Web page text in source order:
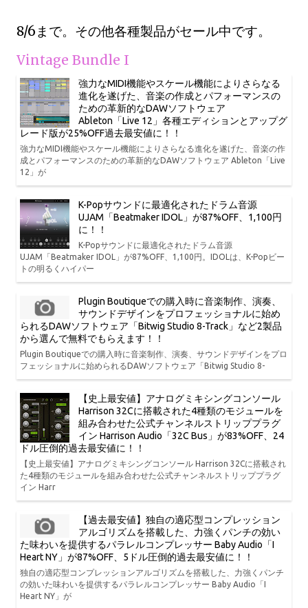
8/6まで。その他各種製品がセール中です。
Vintage Bundle I
強力なMIDI機能やスケール機能によりさらなる
進化を遂げた、音楽の作成とパフォーマンスの
ための革新的なDAWソフトウェア
Ableton「Live 12」各種エディションとアップグ
レード版が25%OFF過去最安値に！！
強力なMIDI機能やスケール機能によりさらなる進化を遂げた、音楽の作
成とパフォーマンスのための革新的なDAWソフトウェア Ableton「Live
12」が
K-Popサウンドに最適化されたドラム音源
UJAM「Beatmaker IDOL」が87%OFF、1,100円
に！！
K-Popサウンドに最適化されたドラム音源
UJAM「Beatmaker IDOL」が87%OFF、1,100円。IDOLは、K-Popビー
トの明るくハイパー
Plugin Boutiqueでの購入時に音楽制作、演奏、
サウンドデザインをプロフェッショナルに始め
られるDAWソフトウェア「Bitwig Studio 8-Track」など2製品
から選んで無料でもらえます！！
Plugin Boutiqueでの購入時に音楽制作、演奏、サウンドデザインをプロ
フェッショナルに始められるDAWソフトウェア「Bitwig Studio 8-
【史上最安値】アナログミキシングコンソール
Harrison 32Cに搭載された4種類のモジュールを
組み合わせた公式チャンネルストリッププラグ
イン Harrison Audio「32C Bus」が83%OFF、24
ドル圧倒的過去最安値に！！
【史上最安値】アナログミキシングコンソール Harrison 32Cに搭載され
た4種類のモジュールを組み合わせた公式チャンネルストリッププラグ
イン Harr
【過去最安値】独自の適応型コンプレッション
アルゴリズムを搭載した、力強くパンチの効い
た味わいを提供するパラレルコンプレッサー Baby Audio「I
Heart NY」が87%OFF、5ドル圧倒的過去最安値に！！
独自の適応型コンプレッションアルゴリズムを搭載した、力強くパンチ
の効いた味わいを提供するパラレルコンプレッサー Baby Audio「I
Heart NY」が